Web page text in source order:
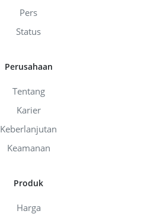
Pers
Status
Perusahaan
Tentang
Karier
Keberlanjutan
Keamanan
Produk
Harga